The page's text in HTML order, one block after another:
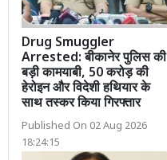
Drug Smuggler
Arrested: बीकानेर पुलिस की
बड़ी कामयाबी, 50 करोड़ की
हेरोइन और विदेशी हथियार के
साथ तस्कर किया गिरफ्तार
Published On 02 Aug 2026
18:24:15